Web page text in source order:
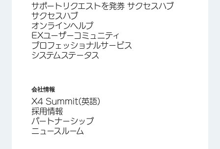
サポートリクエストを発券 サクセスハブ
サクセスハブ
オンラインヘルプ
EXユーザーコミュニティ
プロフェッショナルサービス
システムステータス
会社情報
X4 Summit(英語)
採用情報
パートナーシップ
ニュースルーム